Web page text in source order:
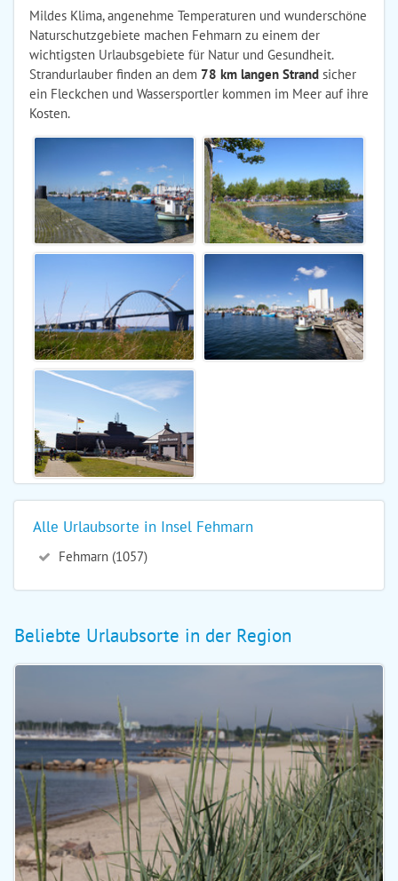
Mildes Klima, angenehme Temperaturen und wunderschöne
Naturschutzgebiete machen Fehmarn zu einem der
wichtigsten Urlaubsgebiete für Natur und Gesundheit.
Strandurlauber finden an dem 78 km langen Strand sicher
ein Fleckchen und Wassersportler kommen im Meer auf ihre
Kosten.
Alle Urlaubsorte in Insel Fehmarn
Fehmarn (1057)
Beliebte Urlaubsorte in der Region